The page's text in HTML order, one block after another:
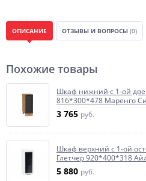
ОПИСАНИЕ ОТЗЫВЫ И ВОПРОСЫ (0)
Похожие товары
Шкаф нижний с 1-ой
816*300*478 Маренго
3 765 руб.
Шкаф верхний с 1-ой
Глетчер 920*400*318
5 880 руб.